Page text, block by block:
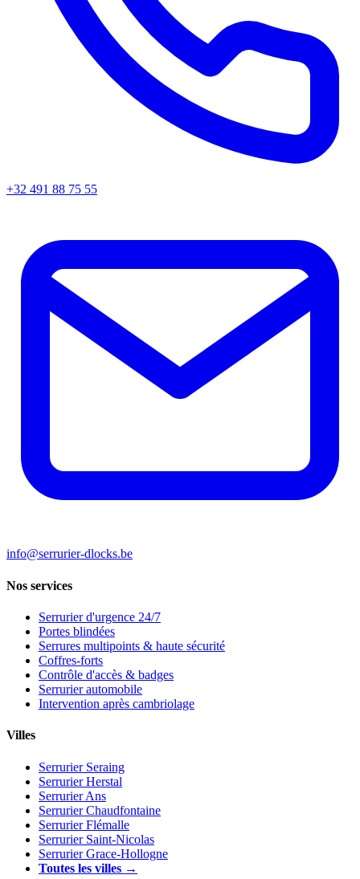
+32 491 88 75 55
info@serrurier-dlocks.be
Nos services
Serrurier d'urgence 24/7
Portes blindées
Serrures multipoints & haute sécurité
Coffres-forts
Contrôle d'accès & badges
Serrurier automobile
Intervention après cambriolage
Villes
Serrurier Seraing
Serrurier Herstal
Serrurier Ans
Serrurier Chaudfontaine
Serrurier Flémalle
Serrurier Saint-Nicolas
Serrurier Grace-Hollogne
Toutes les villes →